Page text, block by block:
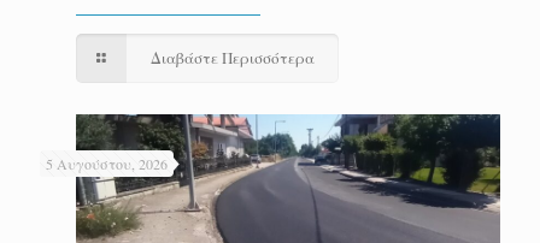
Διαβάστε Περισσότερα
5 Αυγούστου, 2026